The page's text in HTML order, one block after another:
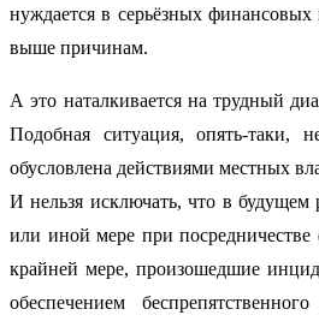
нуждается в серьёзных
выше причинам.
А это наталкивается на трудный
Подобная ситуация, опять-таки,
обусловлена действиями местных
И нельзя исключать, что в будущем
или иной мере при посредничестве
крайней мере, произошедшие
обеспечением